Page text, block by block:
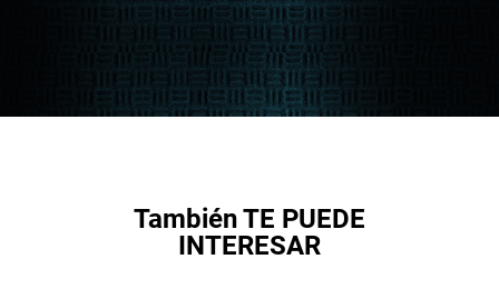
También TE PUEDE
INTERESAR